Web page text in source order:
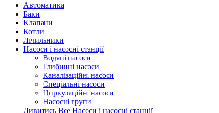
Автоматика
Баки
Клапани
Котли
Лічильники
Насоси і насосні станції
Водяні насоси
Глибинні насоси
Каналізаційні насоси
Спеціальні насоси
Циркуляційні насоси
Насосні групи
Дивитись Все Насоси і насосні станції